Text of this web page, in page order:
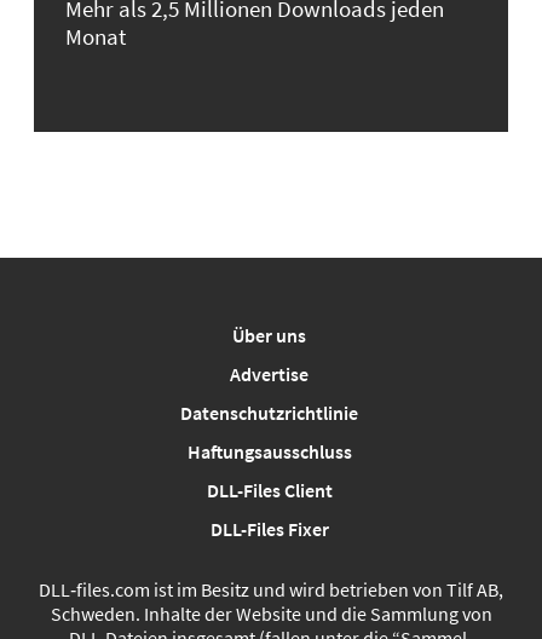
Mehr als 2,5 Millionen Downloads jeden
Monat
Über uns
Advertise
Datenschutzrichtlinie
Haftungsausschluss
DLL-Files Client
DLL-Files Fixer
DLL‑files.com ist im Besitz und wird betrieben von Tilf AB,
Schweden. Inhalte der Website und die Sammlung von